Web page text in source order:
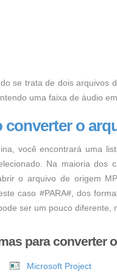
se trata de dois arquivos
uma faixa de áudio
converter o
você encontrará uma
Na maioria dos
o arquivo de origem
caso #PARA#, dos
ser um pouco diferente,
para converter
Microsoft Project